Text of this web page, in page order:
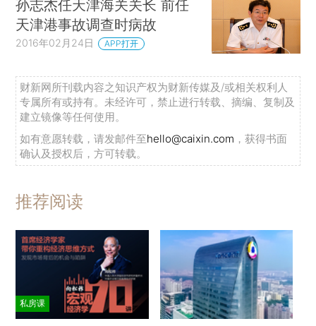
孙志杰任天津海关关长 前任
天津港事故调查时病故
2016年02月24日 APP打开
财新网所刊载内容之知识产权为财新传媒及/或相关权利人
专属所有或持有。未经许可，禁止进行转载、摘编、复制及
建立镜像等任何使用。
如有意愿转载，请发邮件至hello@caixin.com ，获得书面
确认及授权后，方可转载。
推荐阅读
私房课